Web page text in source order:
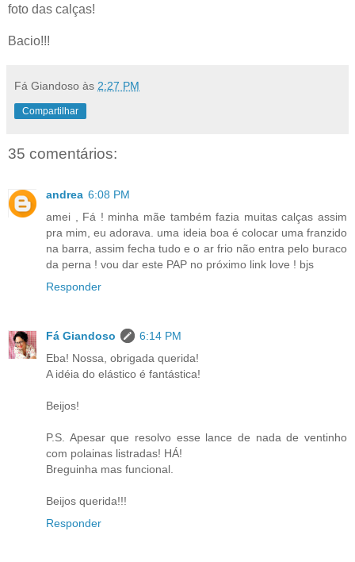
foto das calças!
Bacio!!!
Fá Giandoso às 2:27 PM
Compartilhar
35 comentários:
andrea 6:08 PM
amei , Fá ! minha mãe também fazia muitas calças assim
pra mim, eu adorava. uma ideia boa é colocar uma franzido
na barra, assim fecha tudo e o ar frio não entra pelo buraco
da perna ! vou dar este PAP no próximo link love ! bjs
Responder
Fá Giandoso
6:14 PM
Eba! Nossa, obrigada querida!
A idéia do elástico é fantástica!
Beijos!
P.S. Apesar que resolvo esse lance de nada de ventinho
com polainas listradas! HÁ!
Breguinha mas funcional.
Beijos querida!!!
Responder